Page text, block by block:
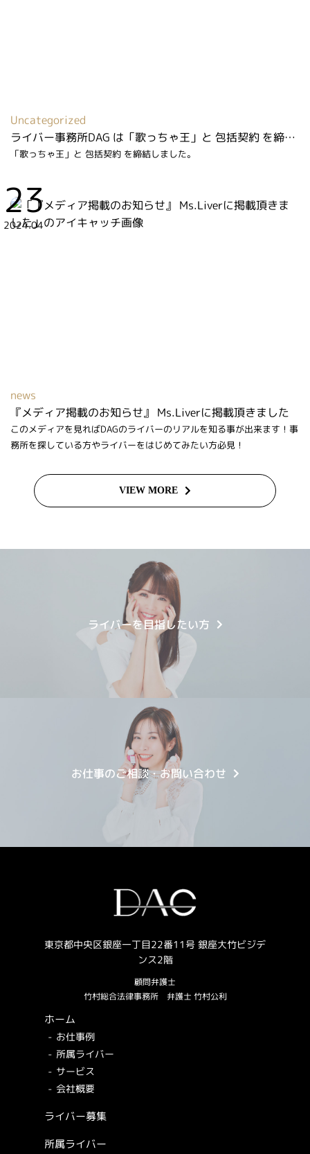
Uncategorized
ライバー事務所DAG は「歌っちゃ王」と 包括契約 を締結しました
「歌っちゃ王」と 包括契約 を締結しました。
23
2024.04
news
『メディア掲載のお知らせ』 Ms.Liverに掲載頂きました
このメディアを見ればDAGのライバーのリアルを知る事が出来ます！事
務所を探している方やライバーをはじめてみたい方必見！
VIEW MORE
ライバーを目指したい方
お仕事のご相談・お問い合わせ
東京都中央区銀座一丁目22番11号 銀座大竹ビジデ
ンス2階
顧問弁護士
竹村総合法律事務所 弁護士 竹村公利
ホーム
お仕事例
所属ライバー
サービス
会社概要
ライバー募集
所属ライバー